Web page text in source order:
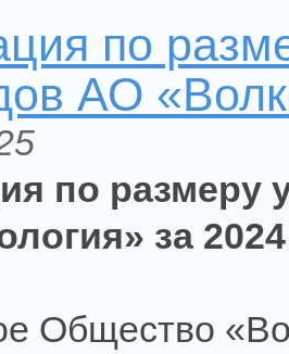
по
АО
по размеру
за
Общество